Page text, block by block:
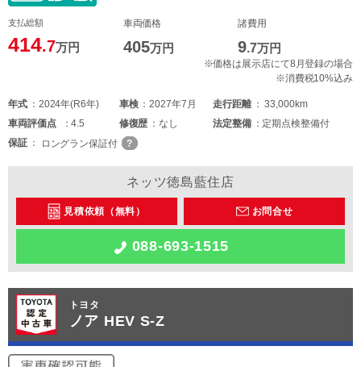
支払総額
414.7万円
車両価格
405万円
諸費用
9.7万円
※価格は展示店にて8月登録の場合
※消費税10%込み
年式 2024年(R6年) 車検 2027年7月 走行距離
33,000km
車両評価点 4.5 修復歴 なし 法定整備
定期点検整備付
保証
ロングラン保証付
ネッツ徳島藍住店
見積依頼（無料） お問合せ
088-693-1515
トヨタ
ノア HEV S-Z